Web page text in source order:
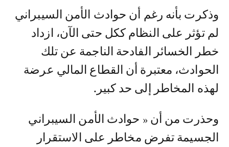
وذكرت بأنه رغم أن حوادث الأمن السيبراني
لم تؤثر على النظام ككل حتى الآن، ازداد
خطر الخسائر الفادحة الناجمة عن تلك
الحوادث، معتبرة أن القطاع المالي عرضة
لهذه المخاطر إلى حد كبير.
وحذرت من أن « حوادث الأمن السيبراني
الجسيمة تفرض مخاطر على الاستقرار